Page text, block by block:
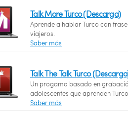
Talk More Turco (Descarga)
Aprende a hablar Turco con
viajeros.
Saber más
Talk The Talk Turco
Un progama basado en
adolescentes que aprenden
Saber más